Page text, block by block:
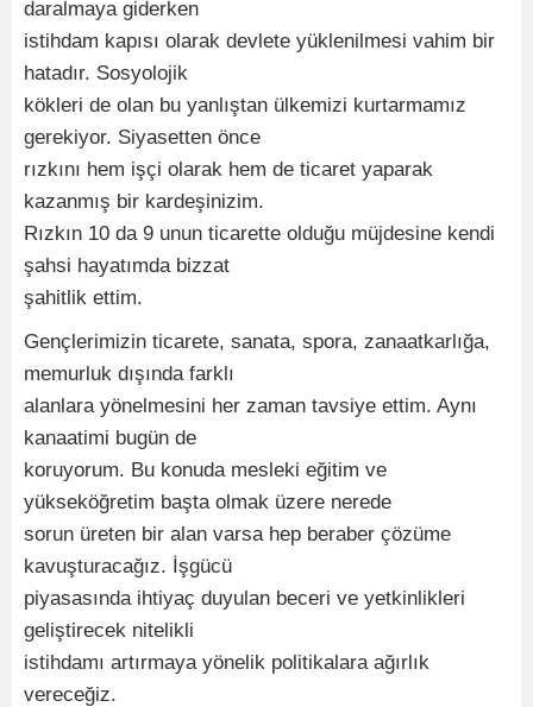
daralmaya giderken
istihdam kapısı olarak devlete yüklenilmesi vahim bir
hatadır. Sosyolojik
kökleri de olan bu yanlıştan ülkemizi kurtarmamız
gerekiyor. Siyasetten önce
rızkını hem işçi olarak hem de ticaret yaparak
kazanmış bir kardeşinizim.
Rızkın 10 da 9 unun ticarette olduğu müjdesine kendi
şahsi hayatımda bizzat
şahitlik ettim.
Gençlerimizin ticarete, sanata, spora, zanaatkarlığa,
memurluk dışında farklı
alanlara yönelmesini her zaman tavsiye ettim. Aynı
kanaatimi bugün de
koruyorum. Bu konuda mesleki eğitim ve
yükseköğretim başta olmak üzere nerede
sorun üreten bir alan varsa hep beraber çözüme
kavuşturacağız. İşgücü
piyasasında ihtiyaç duyulan beceri ve yetkinlikleri
geliştirecek nitelikli
istihdamı artırmaya yönelik politikalara ağırlık
vereceğiz.